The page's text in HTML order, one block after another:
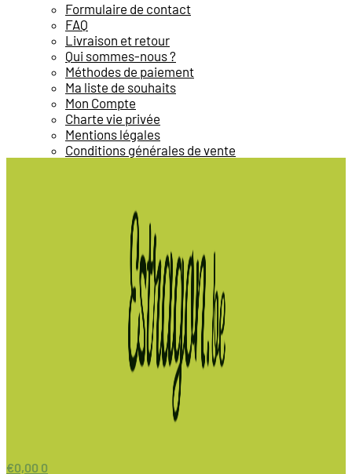
Formulaire de contact
FAQ
Livraison et retour
Qui sommes-nous ?
Méthodes de paiement
Ma liste de souhaits
Mon Compte
Charte vie privée
Mentions légales
Conditions générales de vente
€0,00 0